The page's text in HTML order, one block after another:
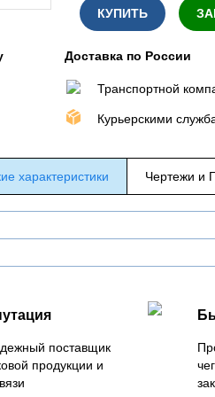
КУПИТЬ
Доставка по России
Транспортной
Курьерскими
характеристики Чертежи и
поставщик
продукции и